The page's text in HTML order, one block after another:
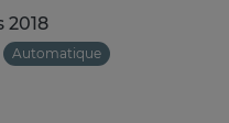
2018
Automatique